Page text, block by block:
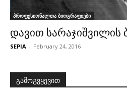
პროფესიონალთა ბიოგრაფიები
დავით სარაჯიშვილის
SEPIA - February 24, 2016
გამოგვყევით